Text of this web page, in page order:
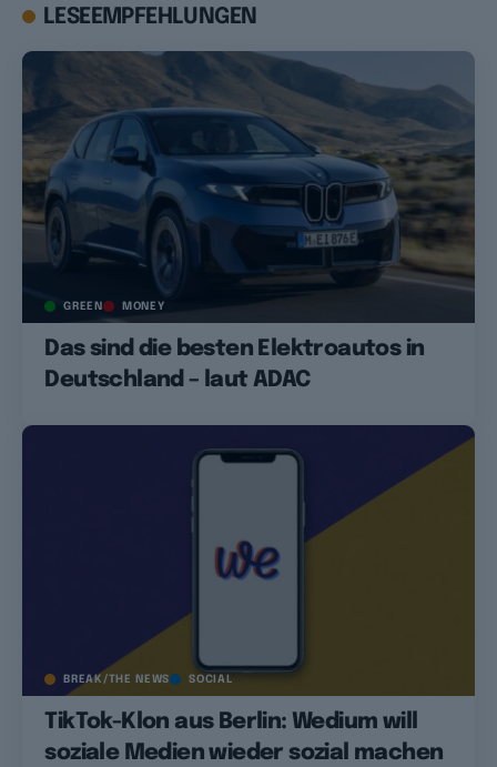
LESEEMPFEHLUNGEN
GREEN MONEY
Das sind die besten Elektroautos in
Deutschland – laut ADAC
BREAK/THE NEWS SOCIAL
TikTok-Klon aus Berlin: Wedium will
soziale Medien wieder sozial machen